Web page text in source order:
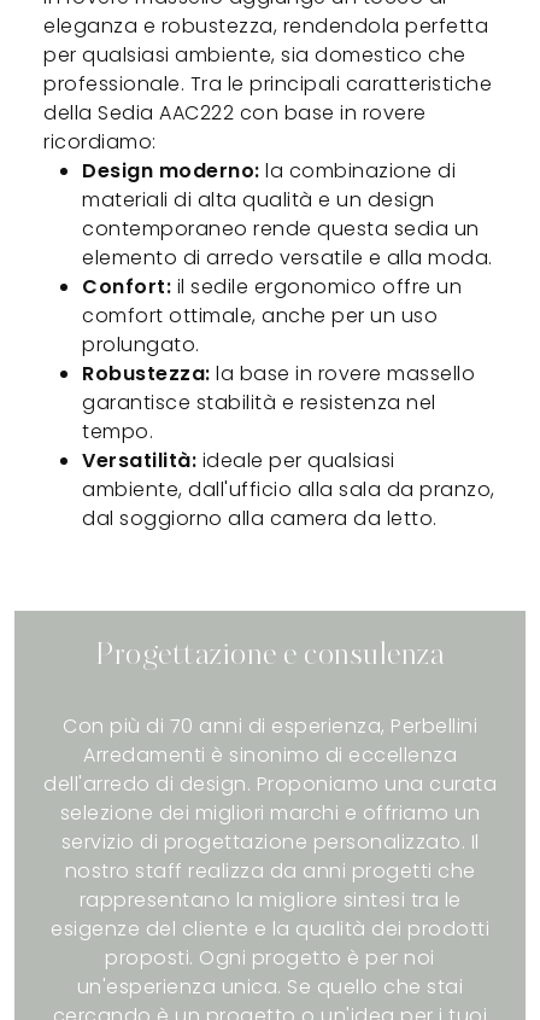
eleganza e robustezza, rendendola perfetta
per qualsiasi ambiente, sia domestico che
professionale. Tra le principali caratteristiche
della Sedia AAC222 con base in rovere
ricordiamo:
Design moderno: la combinazione di
materiali di alta qualità e un design
contemporaneo rende questa sedia un
elemento di arredo versatile e alla moda.
Confort: il sedile ergonomico offre un
comfort ottimale, anche per un uso
prolungato.
Robustezza: la base in rovere massello
garantisce stabilità e resistenza nel
tempo.
Versatilità: ideale per qualsiasi
ambiente, dall'ufficio alla sala da pranzo,
dal soggiorno alla camera da letto.
Progettazione e consulenza
Con più di 70 anni di esperienza, Perbellini
Arredamenti è sinonimo di eccellenza
dell'arredo di design. Proponiamo una curata
selezione dei migliori marchi e offriamo un
servizio di progettazione personalizzato. Il
nostro staff realizza da anni progetti che
rappresentano la migliore sintesi tra le
esigenze del cliente e la qualità dei prodotti
proposti. Ogni progetto è per noi
un'esperienza unica. Se quello che stai